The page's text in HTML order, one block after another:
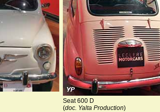
Seat 600 D
(doc. Yalta Production)